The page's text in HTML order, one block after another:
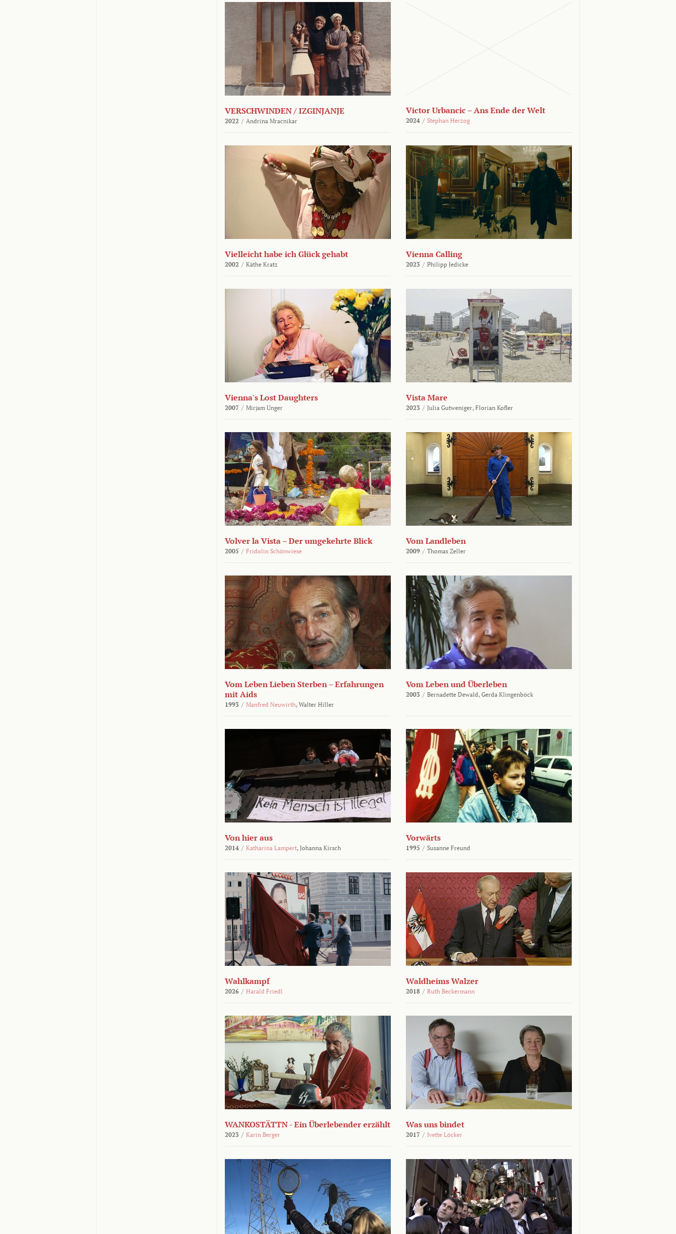
VERSCHWINDEN / IZGINJANJE
2022 / Andrina Mracnikar
Victor Urbancic – Ans Ende der Welt
2024 / Stephan Herzog
Vielleicht habe ich Glück gehabt
2002 / Käthe Kratz
Vienna Calling
2023 / Philipp Jedicke
Vienna's Lost Daughters
2007 / Mirjam Unger
Vista Mare
2023 / Julia Gutweniger, Florian Kofler
Volver la Vista – Der umgekehrte Blick
2005 / Fridolin Schönwiese
Vom Landleben
2009 / Thomas Zeller
Vom Leben Lieben Sterben – Erfahrungen
mit Aids
1993 / Manfred Neuwirth, Walter Hiller
Vom Leben und Überleben
2003 / Bernadette Dewald, Gerda Klingenböck
Von hier aus
2014 / Katharina Lampert, Johanna Kirsch
Vorwärts
1995 / Susanne Freund
Wahlkampf
2026 / Harald Friedl
Waldheims Walzer
2018 / Ruth Beckermann
WANKOSTÄTTN - Ein Überlebender erzählt
2023 / Karin Berger
Was uns bindet
2017 / Ivette Löcker